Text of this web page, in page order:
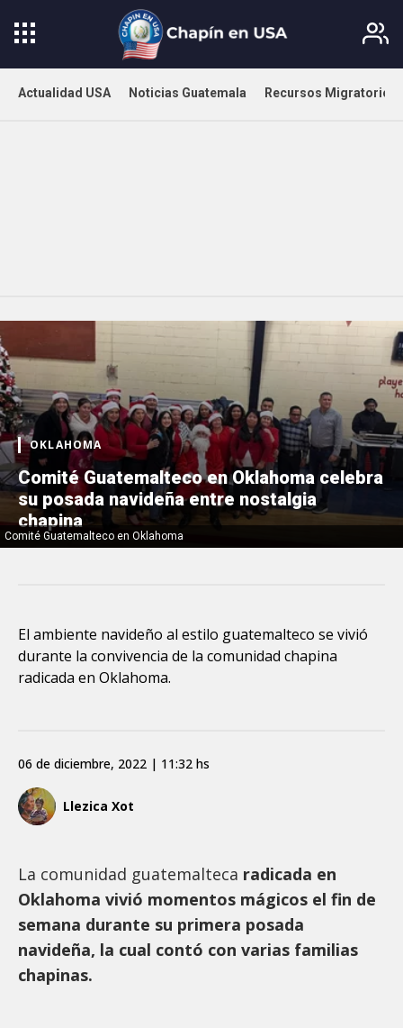
Actualidad USA Noticias Guatemala Recursos Migratorios
Comité Guatemalteco en Oklahoma
OKLAHOMA
Comité Guatemalteco en Oklahoma celebra
su posada navideña entre nostalgia
chapina
El ambiente navideño al estilo guatemalteco se vivió
durante la convivencia de la comunidad chapina
radicada en Oklahoma.
Llezica Xot
06 de diciembre, 2022 | 11:32 hs
La comunidad guatemalteca radicada en
Oklahoma vivió momentos mágicos el fin de
semana durante su primera posada
navideña, la cual contó con varias familias
chapinas.